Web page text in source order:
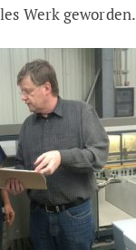
Werk geworden.